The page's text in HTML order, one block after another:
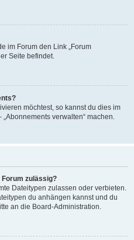
im Forum den Link „Forum
Seite befindet.
möchtest, so kannst du dies im
verwalten“ machen.
zulässig?
Dateitypen zulassen oder verbieten.
du anhängen kannst und du
an die Board-Administration.